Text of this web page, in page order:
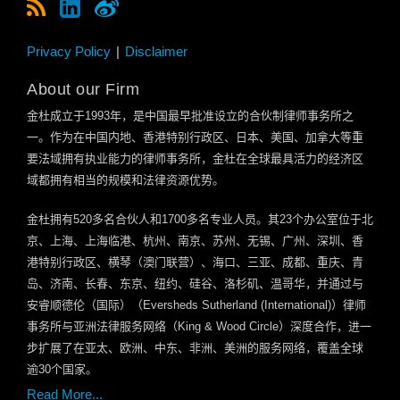
Privacy Policy Disclaimer
About our Firm
金杜成立于1993年，是中国最早批准设立的合伙制律师事务所之
一。作为在中国内地、香港特别行政区、日本、美国、加拿大等重
要法域拥有执业能力的律师事务所，金杜在全球最具活力的经济区
域都拥有相当的规模和法律资源优势。
金杜拥有520多名合伙人和 1700多名专业人员。其23个办公室位于北
京、上海、上海临港、杭州、南京、苏州、无锡、广州、深圳、香
港特别行政区、横琴（澳门联营）、海口、三亚、成都、重庆、青
岛、济南、长春、东京、纽约、硅谷、洛杉矶、温哥华，并通过与
安睿顺德伦（国际）（ Eversheds Sutherland (International)）律师
事务所与亚洲法律服务网络（ King & Wood Circle）深度合作，进一
步扩展了在亚太、欧洲、中东、非洲、美洲的服务网络，覆盖全球
逾30个国家。
Read More...